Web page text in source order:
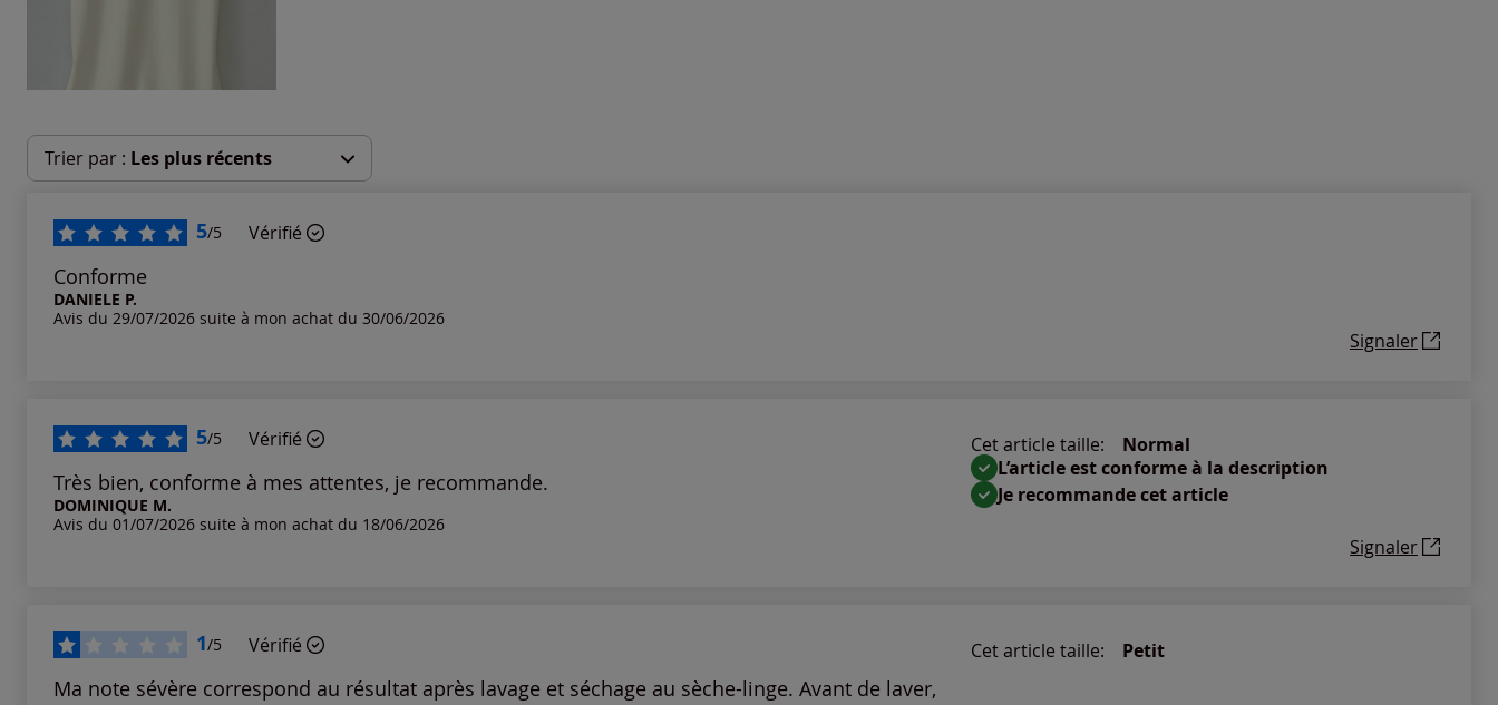
Trier par : Les plus récents
Les plus anciens
5/5 Vérifié
Conforme
DANIELE P.
Avis du 29/07/2026 suite à mon achat du 30/06/2026
Signaler
5/5 Vérifié
Très bien, conforme à mes attentes, je recommande.
DOMINIQUE M.
Avis du 01/07/2026 suite à mon achat du 18/06/2026
Cet article taille:
Normal
L’article est conforme à la description
Je recommande cet article
Signaler
1/5 Vérifié
Ma note sévère correspond au résultat après lavage et séchage au sèche-linge. Avant de laver,
Cet article taille: Petit